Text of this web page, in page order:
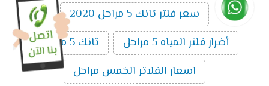
سعر فلتر تانك 5 مراحل 2020
أضرار فلتر المياه 5 مراحل
تانك 5 مراحل
اسعار الفلاتر الخمس مراحل